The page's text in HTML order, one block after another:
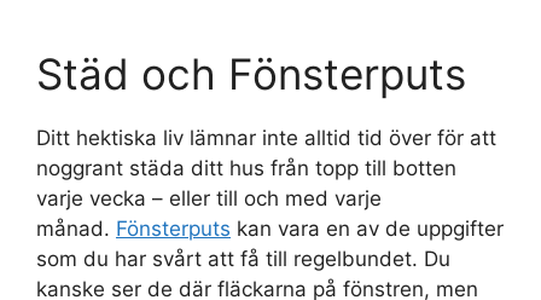
Städ och Fönsterputs
Ditt hektiska liv lämnar inte alltid tid över för att
noggrant städa ditt hus från topp till botten
varje vecka – eller till och med varje
månad. Fönsterputs kan vara en av de uppgifter
som du har svårt att få till regelbundet. Du
kanske ser de där fläckarna på fönstren, men